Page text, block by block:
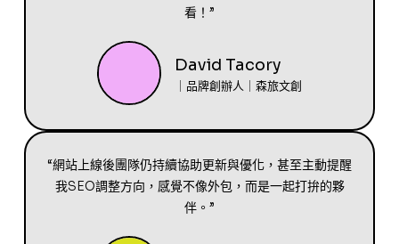
看！”
David Tacory
｜品牌創辦人｜森旅文創
“網站上線後團隊仍持續協助更新與優化，甚至主動提醒
我SEO調整方向，感覺不像外包，而是一起打拚的夥
伴。”